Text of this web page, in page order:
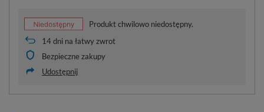
Produkt chwilowo niedostępny.
14dni na łatwy zwrot
Bezpieczne zakupy
Udostępnij